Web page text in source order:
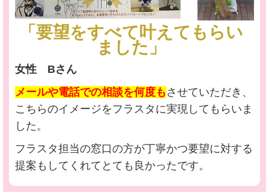
「要望をすべて叶えてもらい
ました」
女性 Bさん
メールや電話での相談を何度も させていただき、
こちらのイメージをフラスタに実現してもらいま
した。
フラスタ担当の窓口の方が丁寧かつ要望に対する
提案もしてくれてとても良かったです。